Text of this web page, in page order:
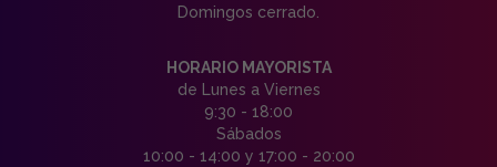
Domingos cerrado.
HORARIO MAYORISTA
de Lunes a Viernes
9:30 - 18:00
Sábados
10:00 - 14:00 y 17:00 - 20:00